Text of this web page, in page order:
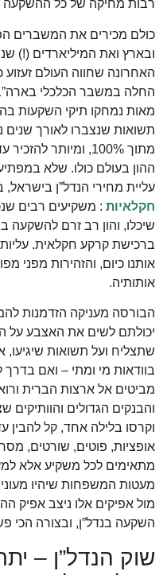
רבות מחיקה של כל ההשקעה
כולם מכירים את המשברים
ובארץ ואת המיליארדים (!)
מאות נמחקו תיקי השקעות
מתוך 100%, ומיותר
ההון בעולם כולו. שלא
עליית מחירי הנדל”ן
חקלאיות : משקיעים רבים
שיכלו, והון רב זרם להשקעה
ברכישת קרקע חקלאית. עליות
אותנו כיום, והזהירות מפני
אותותיה.
הבורסה מעניקה הזדמנות
יכולתם לשים את האצבע על
שתצליח ועל תשואות שיגיעו,
בוודאות מי ומתי – ואם
מביטים אל ארצות הברית
והבנקים הגדולים
וקרסו בלילה אחד, קל להבין
אופציות, פוטים, שורטים,
מתאימים לכל משקיע אלא
מעטות המשפחות שיהיו
מול אפיקים אלו ניצב אפיק
השקעה בנדל”ן, ובצורה הכי
שוק הנדל”ן –